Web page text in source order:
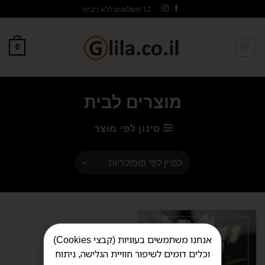
12 תשלומים ללא ריבית
0
מוצרים לבית
סינון לפי מוצר
אנחנו משתמשים בעוגיות (קבצי Cookies)
וכלים דומים לשיפור חוויית הגלישה, ניתוח